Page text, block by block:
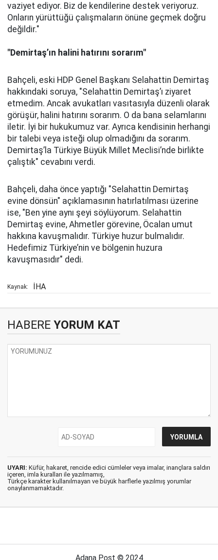
vaziyet ediyor. Biz de kendilerine destek veriyoruz.
Onların yürüttüğü çalışmaların önüne geçmek doğru
değildir."
"Demirtaş’ın halini hatırını sorarım"
Bahçeli, eski HDP Genel Başkanı Selahattin Demirtaş
hakkındaki soruya, "Selahattin Demirtaş’ı ziyaret
etmedim. Ancak avukatları vasıtasıyla düzenli olarak
görüşür, halini hatırını sorarım. O da bana selamlarını
iletir. İyi bir hukukumuz var. Ayrıca kendisinin herhangi
bir talebi veya isteği olup olmadığını da sorarım.
Demirtaş’la Türkiye Büyük Millet Meclisi’nde birlikte
çalıştık" cevabını verdi.
Bahçeli, daha önce yaptığı "Selahattin Demirtaş
evine dönsün" açıklamasının hatırlatılması üzerine
ise, "Ben yine aynı şeyi söylüyorum. Selahattin
Demirtaş evine, Ahmetler görevine, Öcalan umut
hakkına kavuşmalıdır. Türkiye huzur bulmalıdır.
Hedefimiz Türkiye’nin ve bölgenin huzura
kavuşmasıdır" dedi.
Kaynak: İHA
HABERE YORUM KAT
UYARI: Küfür, hakaret, rencide edici cümleler veya imalar, inançlara saldırı
içeren, imla kuralları ile yazılmamış,
Türkçe karakter kullanılmayan ve büyük harflerle yazılmış yorumlar
onaylanmamaktadır.
Adana Post © 2024